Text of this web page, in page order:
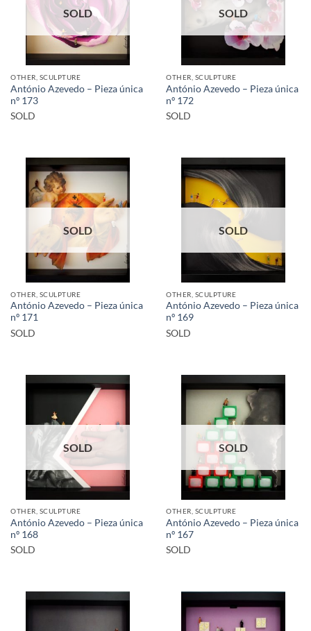
SOLD
OTHER, SCULPTURE
António Azevedo – Pieza única
nº 173
SOLD
SOLD
OTHER, SCULPTURE
António Azevedo – Pieza única
nº 172
SOLD
SOLD
OTHER, SCULPTURE
António Azevedo – Pieza única
nº 171
SOLD
SOLD
OTHER, SCULPTURE
António Azevedo – Pieza única
nº 169
SOLD
SOLD
OTHER, SCULPTURE
António Azevedo – Pieza única
nº 168
SOLD
SOLD
OTHER, SCULPTURE
António Azevedo – Pieza única
nº 167
SOLD